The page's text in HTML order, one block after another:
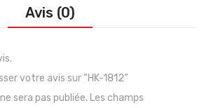
Avis (0)
votre avis sur “HK-1812”
sera pas publiée. Les champs